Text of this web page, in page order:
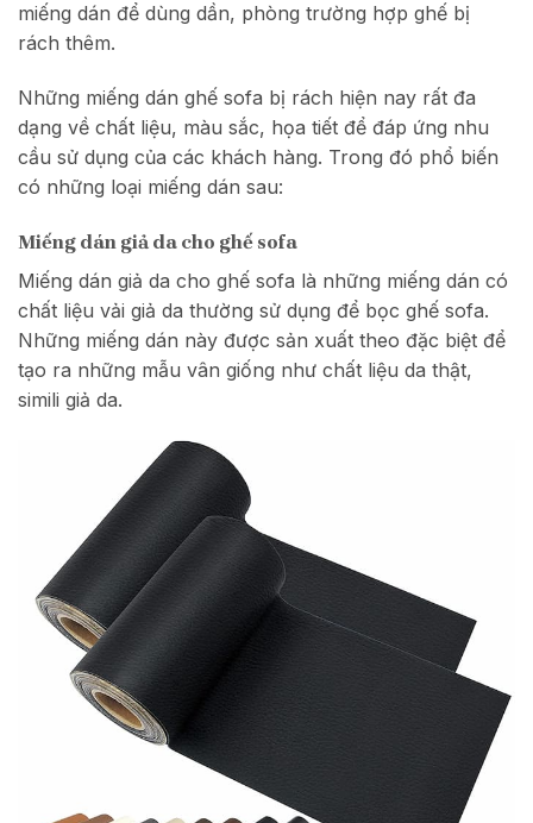
miếng dán để dùng dần, phòng trường hợp ghế bị
rách thêm.
Những miếng dán ghế sofa bị rách hiện nay rất đa
dạng về chất liệu, màu sắc, họa tiết để đáp ứng nhu
cầu sử dụng của các khách hàng. Trong đó phổ biến
có những loại miếng dán sau:
Miếng dán giả da cho ghế sofa
Miếng dán giả da cho ghế sofa là những miếng dán có
chất liệu vải giả da thường sử dụng để bọc ghế sofa.
Những miếng dán này được sản xuất theo đặc biệt để
tạo ra những mẫu vân giống như chất liệu da thật,
simili giả da.